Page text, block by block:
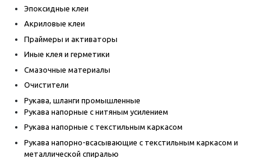
Эпоксидные клеи
Акриловые клеи
Праймеры и активаторы
Иные клея и герметики
Смазочные материалы
Очистители
Рукава, шланги промышленные
Рукава напорные с нитяным усилением
Рукава напорные с текстильным каркасом
Рукава напорно-всасывающие с текстильным каркасом и
металлической спиралью